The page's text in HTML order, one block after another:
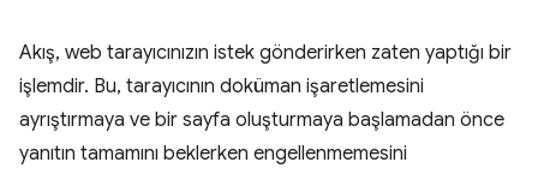
Akış, web tarayıcınızın istek gönderirken zaten yaptığı bir
işlemdir. Bu, tarayıcının doküman işaretlemesini
ayrıştırmaya ve bir sayfa oluşturmaya başlamadan önce
yanıtın tamamını beklerken engellenmemesini